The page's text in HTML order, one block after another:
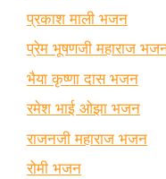
प्रकाश माली भजन
प्रेम भूषणजी महाराज
भैया कृष्णा दास भजन
रमेश भाई ओझा भजन
राजनजी महाराज भजन
रोमी भजन